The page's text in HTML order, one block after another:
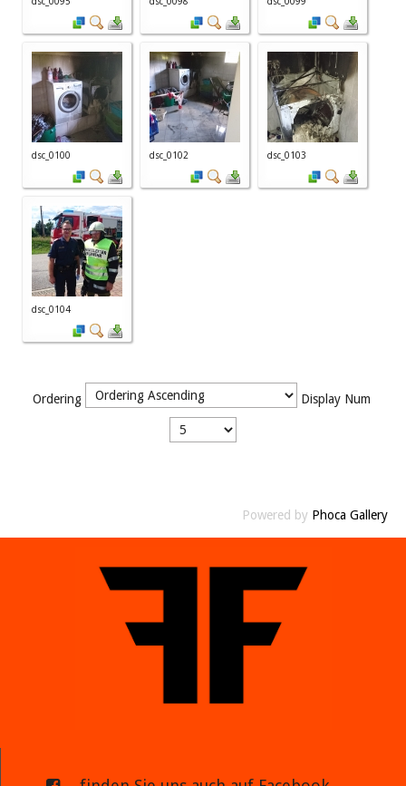
dsc_0100 dsc_0102 dsc_0103
dsc_0104
Ordering Display Num
Powered by Phoca Gallery